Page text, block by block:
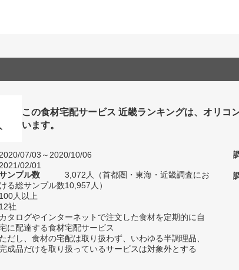
この食材宅配サービス 近畿ランキングは、オリコ
います。
2020/07/03～2020/10/06
2021/02/01
ンプル数
3,072人（首都圏・東海・近畿調査にお
ける総サンプル数10,957人）
100人以上
12社
カタログやインターネットで注文した食材を定期的に自
に配達する食材宅配サービス
ただし、食材の宅配は取り扱わず、いわゆる半調理品、
完成品だけを取り扱っているサービスは対象外とする